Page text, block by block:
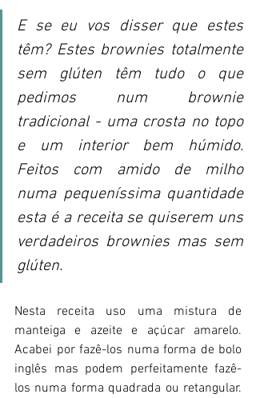
E se eu vos disser que estes
têm? Estes brownies totalmente
sem glúten têm tudo o que
pedimos num brownie
tradicional - uma crosta no topo
e um interior bem húmido.
Feitos com amido de milho
numa pequeníssima quantidade
esta é a receita se quiserem uns
verdadeiros brownies mas sem
glúten.
Nesta receita uso uma mistura de
manteiga e azeite e açúcar amarelo.
Acabei por fazê-los numa forma de bolo
inglês mas podem perfeitamente fazê-
los numa forma quadrada ou retangular.